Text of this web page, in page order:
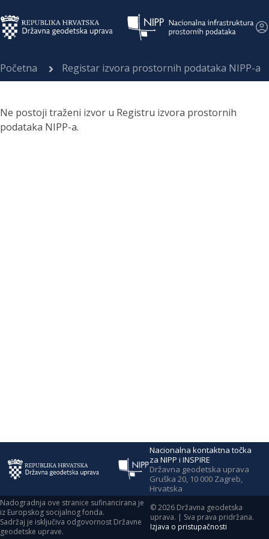
Početna Registar izvora prostornih podataka NIPP-a
Ne postoji traženi izvor u Registru izvora prostornih
podataka NIPP-a.
Nacionalna kontaktna točka
za NIPP i INSPIRE
Državna geodetska uprava
Gruška 20, 10 000 Zagreb,
Hrvatska
Nadogradnja ove stranice sufinancirana je
iz Europskog socijalnog fonda.
Sadržaj je isključiva odgovornost Državne
geodetske uprave.
©2026 Državna geodetska
uprava. | Sva prava pridržana.
Izjava o pristupačnosti